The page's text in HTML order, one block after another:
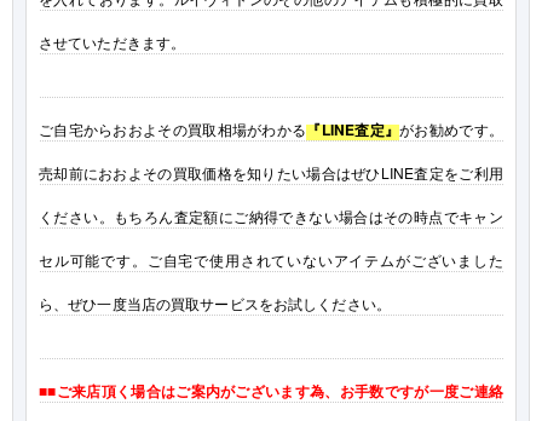
させていただきます。
ご自宅からおおよその買取相場がわかる『LINE査定』がお勧めです。
売却前におおよその買取価格を知りたい場合はぜひLINE査定をご利用
ください。もちろん査定額にご納得できない場合はその時点でキャン
セル可能です。ご自宅で使用されていないアイテムがございました
ら、ぜひ一度当店の買取サービスをお試しください。
■■ご来店頂く場合はご案内がございます為、お手数ですが一度ご連絡